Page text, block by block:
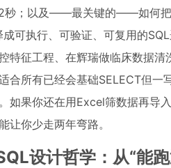
秒；以及——最关键的——如何把
成可执行、可验证、可复用的
特征工程、在辉瑞做临床数据
合所有已经会基础SELECT但
如果你还在用Excel筛数据再导
你少走两年弯路。
设计哲学：从“能